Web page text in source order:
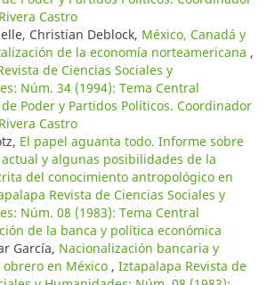
Castro
Christian Deblock, México, Canadá y
de la economía norteamericana ,
de Ciencias Sociales y
Núm. 34 (1994): Tema Central
Poder y Partidos Políticos. Coordinador
Castro
El papel aguanta todo. Informe sobre
y algunas posibilidades de la
del conocimiento antropológico en
Revista de Ciencias Sociales y
Núm. 08 (1983): Tema Central
de la banca y política económica
García, Nacionalización bancaria y
en México , Iztapalapa Revista de